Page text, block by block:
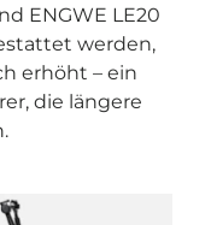
ENGWE LE20
werden,
erhöht – ein
die längere